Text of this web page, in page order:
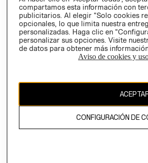
El contenido de esta página web está
propiedad de H&M Hennes & Mauritz AB.
compartamos esta información con
publicitarios. Al elegir “Solo cookies
opcionales, lo que limita nuestra
personalizadas. Haga clic en
personalizar sus opciones. Visite
de datos para obtener más
Aviso de cookies y
CONFIGURACIÓN DE